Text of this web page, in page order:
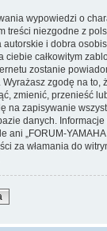
wypowiedzi o
treści niezgodne z
i dobra
ciebie całkowitym
zostanie
zgodę na to,
zmienić, przenieść
na zapisywanie
danych.
ani „FORUM-
za włamania do